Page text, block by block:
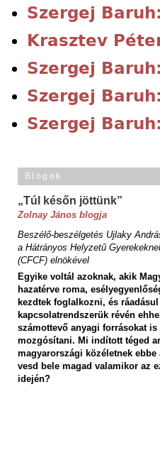
Szergej
Krasztev
Szergej
Szergej
Szergej
Blogok
„Túl későn jöttünk”
Zolnay János blogja
Beszélő-beszélgetés Ujlaky
a Hátrányos Helyzetű
(CFCF) elnökével
Egyike voltál azoknak, akik
hazatérve roma,
kezdtek foglalkozni, és ráadásul
kapcsolatrendszerük révén
számottevő anyagi forrásokat is
mozgósítani. Mi indított téged
magyarországi közéletnek ebbe
vesd bele magad valamikor az
idején?